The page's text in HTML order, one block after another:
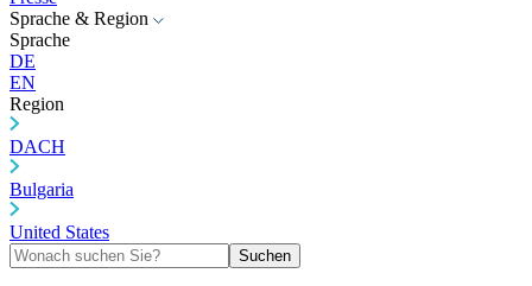
Sprache & Region
Sprache
DE
EN
Region
DACH
Bulgaria
United States
Suchen